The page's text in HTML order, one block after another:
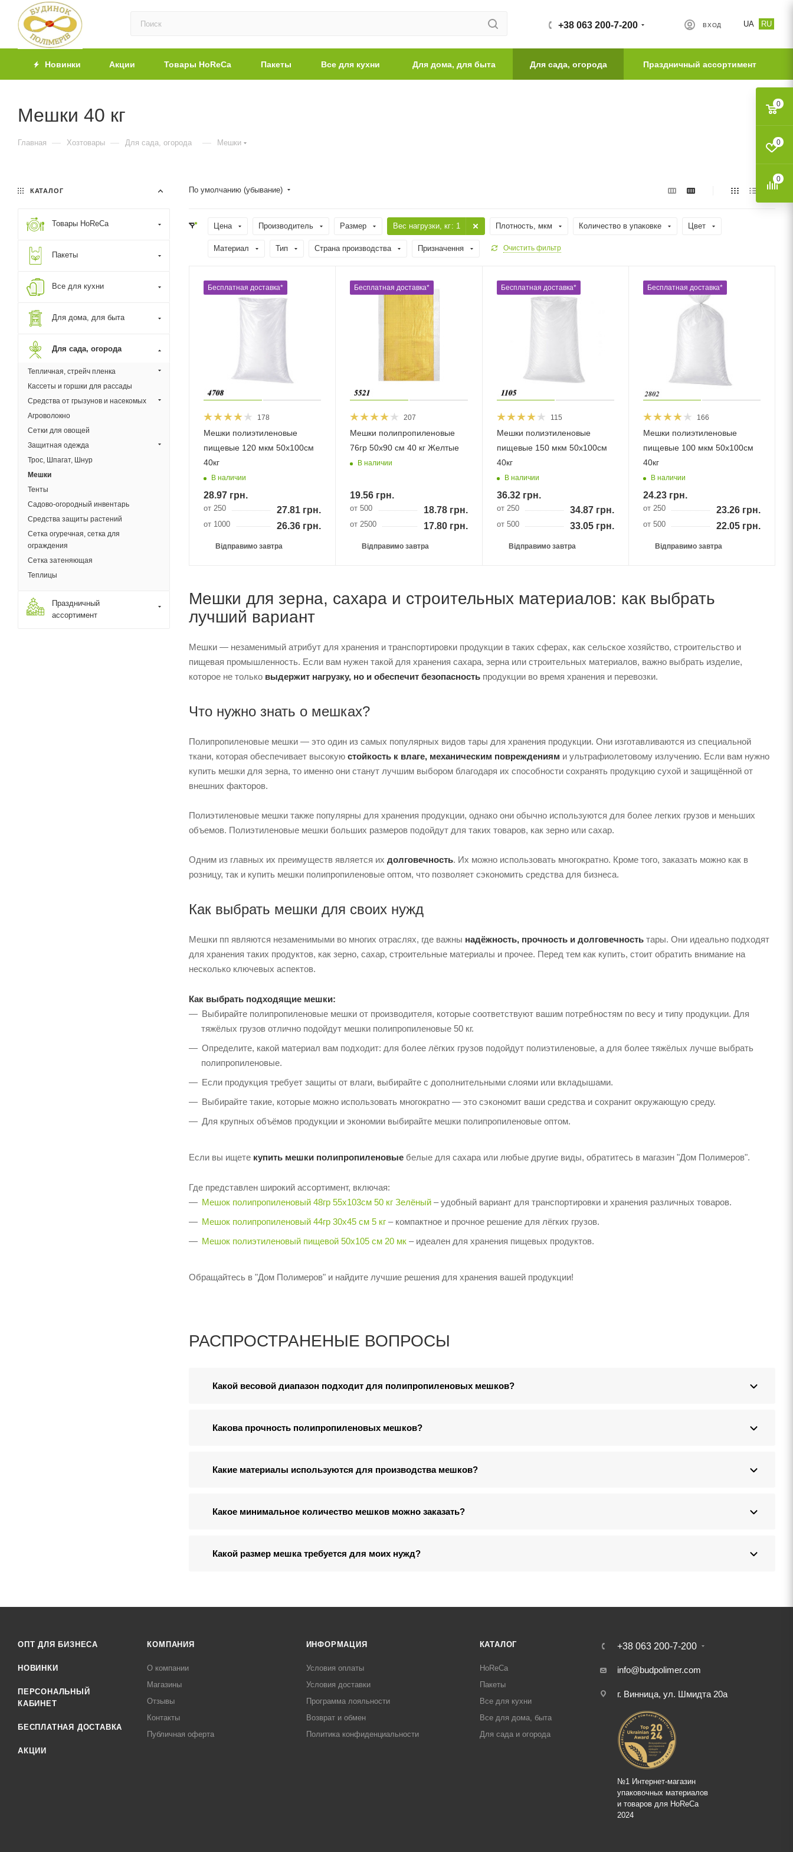
UA RU
ВХОД
+38 063 200-7-200
Новинки Акции Товары HoReCa Пакеты Все для кухни Для дома, для быта Для сада, огорода Праздничный ассортимент
Мешки 40 кг
Главная — Хозтовары — Для сада, огорода — Мешки
По умолчанию (убывание)
Цена Производитель Размер Вес нагрузки, кг: 1 Плотность, мкм Количество в упаковке Цвет
Материал Тип Страна производства Призначення Очистить фильтр
Бесплатная доставка*
178
Мешки полиэтиленовые
пищевые 120 мкм 50х100см
40кг
В наличии
28.97 грн.
от 250 27.81 грн.
от 1000 26.36 грн.
Відправимо завтра
Бесплатная доставка*
207
Мешки полипропиленовые
76гр 50х90 см 40 кг Желтые
В наличии
19.56 грн.
от 500 18.78грн.
от 2500 17.80грн.
Відправимо завтра
Бесплатная доставка*
115
Мешки полиэтиленовые
пищевые 150 мкм 50х100см
40кг
В наличии
36.32грн.
от 250 34.87грн.
от 500 33.05грн.
Відправимо завтра
Бесплатная доставка*
166
Мешки полиэтиленовые
пищевые 100 мкм 50х100см
40кг
В наличии
24.23грн.
от 250 23.26 грн.
от 500 22.05 грн.
Відправимо завтра
Мешки для зерна, сахара и строительных материалов: как выбрать
лучший вариант
Мешки — незаменимый атрибут для хранения и транспортировки продукции в таких сферах, как сельское хозяйство, строительство и
пищевая промышленность. Если вам нужен такой для хранения сахара, зерна или строительных материалов, важно выбрать изделие,
которое не только выдержит нагрузку, но и обеспечит безопасность продукции во время хранения и перевозки.
Что нужно знать о мешках?
Полипропиленовые мешки — это один из самых популярных видов тары для хранения продукции. Они изготавливаются из специальной
ткани, которая обеспечивает высокую стойкость к влаге, механическим повреждениям и ультрафиолетовому излучению. Если вам нужно
купить мешки для зерна, то именно они станут лучшим выбором благодаря их способности сохранять продукцию сухой и защищённой от
внешних факторов.
Полиэтиленовые мешки также популярны для хранения продукции, однако они обычно используются для более легких грузов и меньших
объемов. Полиэтиленовые мешки больших размеров подойдут для таких товаров, как зерно или сахар.
Одним из главных их преимуществ является их долговечность. Их можно использовать многократно. Кроме того, заказать можно как в
розницу, так и купить мешки полипропиленовые оптом, что позволяет сэкономить средства для бизнеса.
Как выбрать мешки для своих нужд
Мешки пп являются незаменимыми во многих отраслях, где важны надёжность, прочность и долговечность тары. Они идеально подходят
для хранения таких продуктов, как зерно, сахар, строительные материалы и прочее. Перед тем как купить, стоит обратить внимание на
несколько ключевых аспектов.
Как выбрать подходящие мешки:
Выбирайте полипропиленовые мешки от производителя, которые соответствуют вашим потребностям по весу и типу продукции. Для
тяжёлых грузов отлично подойдут мешки полипропиленовые 50 кг.
Определите, какой материал вам подходит: для более лёгких грузов подойдут полиэтиленовые, а для более тяжёлых лучше выбрать
полипропиленовые.
Если продукция требует защиты от влаги, выбирайте с дополнительными слоями или вкладышами.
Выбирайте такие, которые можно использовать многократно — это сэкономит ваши средства и сохранит окружающую среду.
Для крупных объёмов продукции и экономии выбирайте мешки полипропиленовые оптом.
Если вы ищете купить мешки полипропиленовые белые для сахара или любые другие виды, обратитесь в магазин "Дом Полимеров".
Где представлен широкий ассортимент, включая:
Мешок полипропиленовый 48гр 55х103см 50 кг Зелёный – удобный вариант для транспортировки и хранения различных товаров.
Мешок полипропиленовый 44гр 30х45 см 5 кг – компактное и прочное решение для лёгких грузов.
Мешок полиэтиленовый пищевой 50х105 см 20 мк – идеален для хранения пищевых продуктов.
Обращайтесь в "Дом Полимеров" и найдите лучшие решения для хранения вашей продукции!
РАСПРОСТРАНЕНЫЕ ВОПРОСЫ
Какой весовой диапазон подходит для полипропиленовых мешков?
Какова прочность полипропиленовых мешков?
Какие материалы используются для производства мешков?
Какое минимальное количество мешков можно заказать?
Какой размер мешка требуется для моих нужд?
КАТАЛОГ
Товары HoReCa
Пакеты
Все для кухни
Для дома, для быта
Для сада, огорода
Тепличная, стрейч пленка
Кассеты и горшки для рассады
Средства от грызунов и насекомых
Агроволокно
Сетки для овощей
Защитная одежда
Трос, Шпагат, Шнур
Мешки
Тенты
Садово-огородный инвентарь
Средства защиты растений
Сетка огуречная, сетка для
ограждения
Сетка затеняющая
Теплицы
Праздничный
ассортимент
ОПТ ДЛЯ БИЗНЕСА
НОВИНКИ
ПЕРСОНАЛЬНЫЙ
КАБИНЕТ
БЕСПЛАТНАЯ ДОСТАВКА
АКЦИИ
КОМПАНИЯ
О компании
Магазины
Отзывы
Контакты
Публичная оферта
ИНФОРМАЦИЯ
Условия оплаты
Условия доставки
Программа лояльности
Возврат и обмен
Политика конфиденциальности
КАТАЛОГ
HoReCa
Пакеты
Все для кухни
Все для дома, быта
Для сада и огорода
+38 063 200-7-200
info@budpolimer.com
г. Винница, ул. Шмидта 20а
№1 Интернет-магазин
упаковочных материалов
и товаров для HoReCa
2024
0
0
0